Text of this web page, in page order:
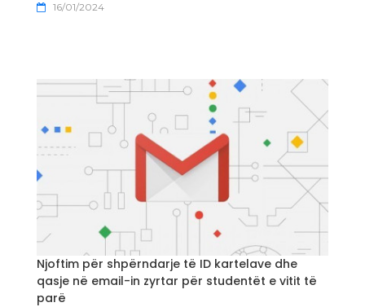
16/01/2024
Njoftim për shpërndarje të ID kartelave dhe
qasje në email-in zyrtar për studentët e vitit të
parë